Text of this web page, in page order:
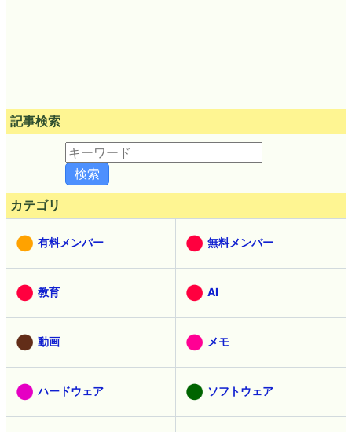
記事検索
カテゴリ
有料メンバー 無料メンバー
教育 AI
動画 メモ
ハードウェア ソフトウェア